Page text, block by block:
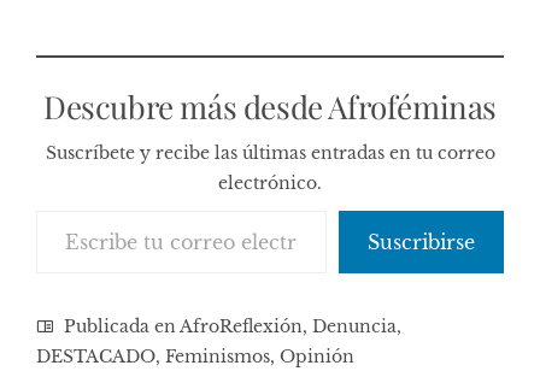
Descubre más desde Afroféminas
Suscríbete y recibe las últimas entradas en tu correo
electrónico.
Suscribirse
Publicada enAfroReflexión, Denuncia,
DESTACADO, Feminismos, Opinión